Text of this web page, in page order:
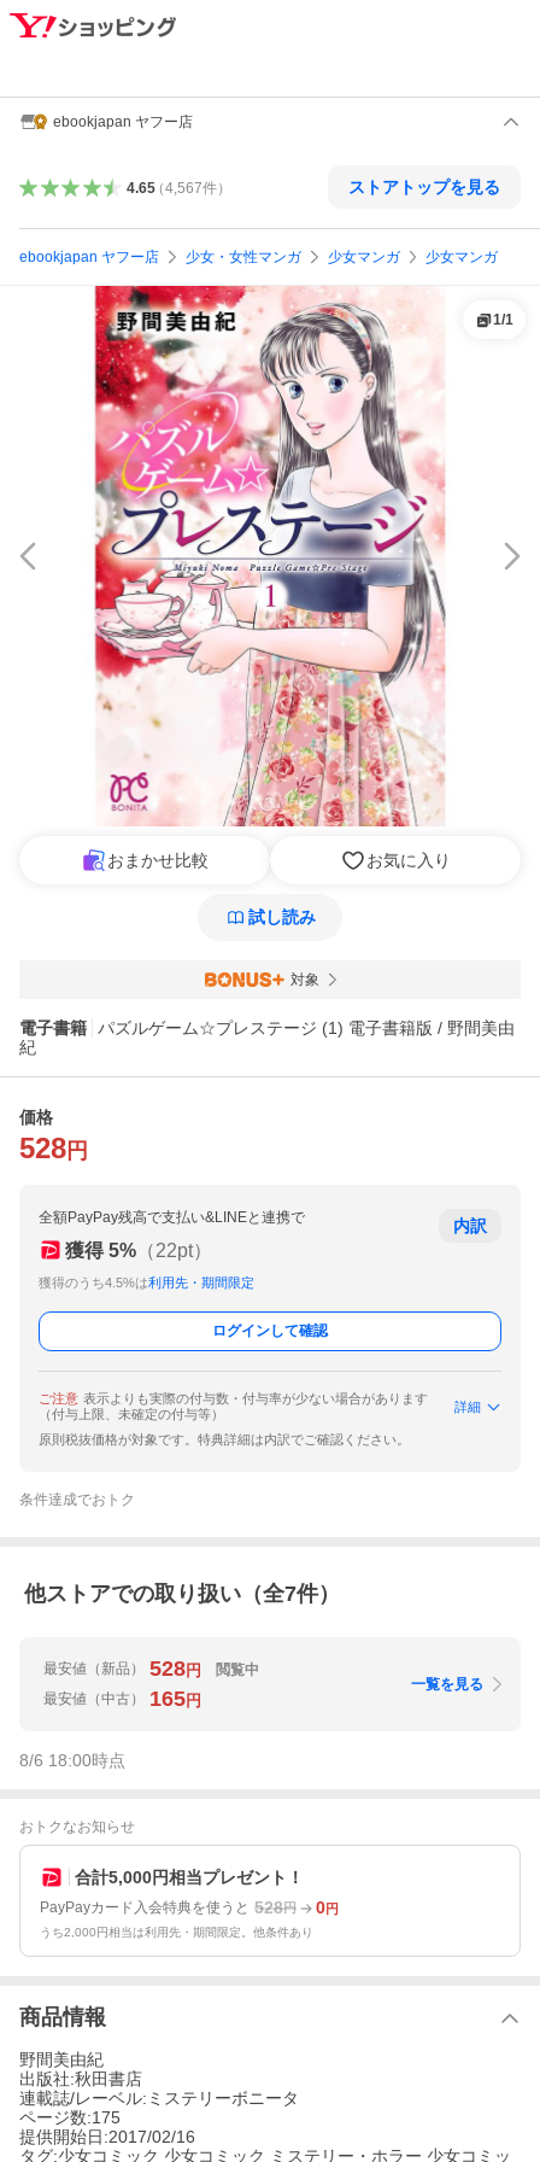
ebookjapan ヤフー店
4.65（4,567件） ストアトップを見る
ebookjapan ヤフー店 少女・女性マンガ 少女マンガ 少女マンガ
1/1
おまかせ比較 お気に入り
試し読み
対象
電子書籍 パズルゲーム☆プレステージ (1) 電子書籍版 / 野間美由
紀
価格
528 円
全額PayPay残高で支払い&LINEと連携で
獲得 5% （22pt）
獲得のうち4.5%は利用先・期間限定
内訳
ログインして確認
ご注意 表示よりも実際の付与数・付与率が少ない場合があります
（付与上限、未確定の付与等）
詳細
原則税抜価格が対象です。特典詳細は内訳でご確認ください。
条件達成でおトク
他ストアでの取り扱い（全7件）
最安値 （新品） 528円
閲覧中
最安値 （中古） 165円
一覧を見る
8/6 18:00時点
おトクなお知らせ
合計5,000円相当プレゼント！
PayPayカード入会特典を使うと 528円 0円
うち2,000円相当は利用先・期間限定。他条件あり
商品情報
野間美由紀
出版社:秋田書店
連載誌/レーベル:ミステリーボニータ
ページ数:175
提供開始日:2017/02/16
タグ:少女コミック 少女コミック ミステリー・ホラー 少女コミッ